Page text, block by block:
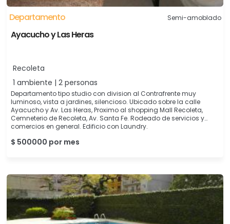
Departamento Semi-amoblado
Ayacucho y Las Heras
Recoleta
1 ambiente | 2 personas
Departamento tipo studio con division al Contrafrente muy
luminoso, vista a jardines, silencioso. Ubicado sobre la calle
Ayacucho y Av. Las Heras, Proximo al shopping Mall Recoleta,
Cemneterio de Recoleta, Av. Santa Fe. Rodeado de servicios y
comercios en general. Edificio con Laundry.
$ 500000 por mes